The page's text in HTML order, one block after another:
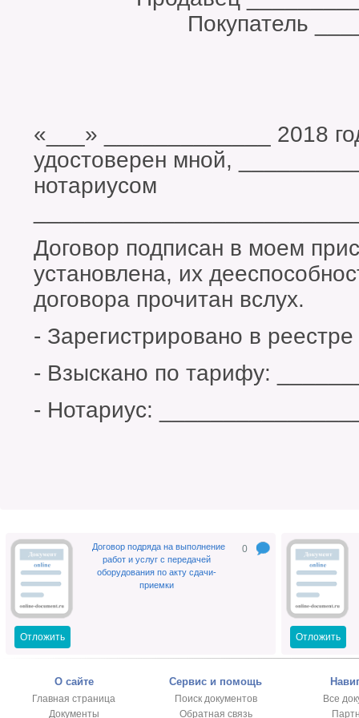
Покупатель
«___» _____________ 2018
удостоверен мной,
нотариусом
Договор подписан в моем
установлена, их
договора прочитан вслух.
- Зарегистрировано в
- Взыскано по тарифу:
- Нотариус:
0
Договор подряда на выполнение
работ и услуг с передачей
оборудования по акту сдачи-
приемки
Отложить Отложить
О сайте
Главная страница
Документы
Сервис и помощь
Поиск документов
Обратная связь
Все